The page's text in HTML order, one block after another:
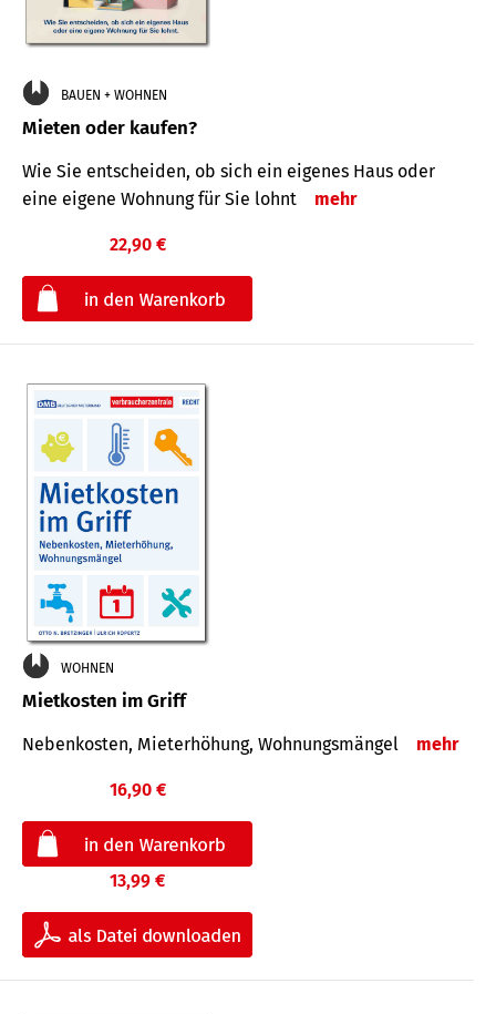
BAUEN + WOHNEN
Mieten oder kaufen?
Wie Sie entscheiden, ob sich ein eigenes Haus oder
eine eigene Wohnung für Sie lohnt
mehr
22,90 €
WOHNEN
Mietkosten im Griff
Nebenkosten, Mieterhöhung, Wohnungsmängel mehr
16,90 €
13,99 €